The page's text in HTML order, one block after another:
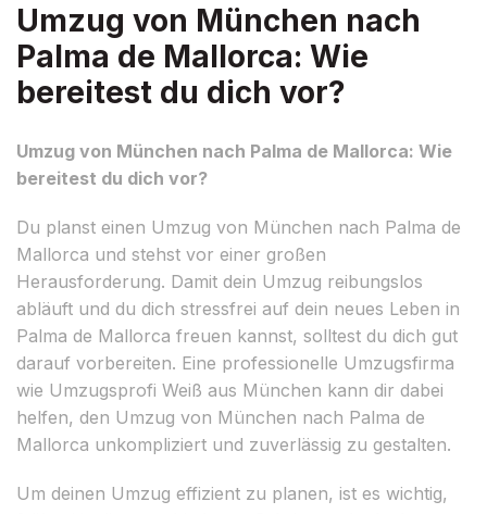
Umzug von München nach
Palma de Mallorca: Wie
bereitest du dich vor?
Umzug von München nach Palma de Mallorca: Wie
bereitest du dich vor?
Du planst einen Umzug von München nach Palma de
Mallorca und stehst vor einer großen
Herausforderung. Damit dein Umzug reibungslos
abläuft und du dich stressfrei auf dein neues Leben in
Palma de Mallorca freuen kannst, solltest du dich gut
darauf vorbereiten. Eine professionelle Umzugsfirma
wie Umzugsprofi Weiß aus München kann dir dabei
helfen, den Umzug von München nach Palma de
Mallorca unkompliziert und zuverlässig zu gestalten.
Um deinen Umzug effizient zu planen, ist es wichtig,